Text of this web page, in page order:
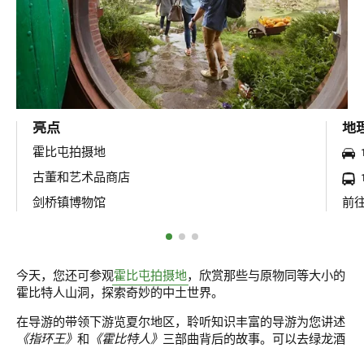
亮点
霍比屯拍摄地
古董和艺术品商店
剑桥镇博物馆
地
前
今天，您还可参观霍比屯拍摄地，欣赏那些与原物同等大小的
霍比特人山洞，探索奇妙的中土世界。
在导游的带领下游览夏尔地区，聆听知识丰富的导游为您讲述
《指环王》 和 《霍比特人》 三部曲背后的故事。可以去绿龙酒